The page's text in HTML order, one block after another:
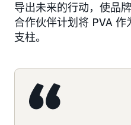
导出未来的行动，使品
合作伙伴计划将 PVA 作
支柱。